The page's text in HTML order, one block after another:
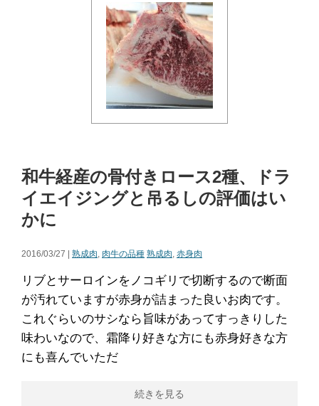
和牛経産の骨付きロース2種、ドラ
イエイジングと吊るしの評価はい
かに
2016/03/27 | 熟成肉, 肉牛の品種 熟成肉, 赤身肉
リブとサーロインをノコギリで切断するので断面
が汚れていますが赤身が詰まった良いお肉です。
これぐらいのサシなら旨味があってすっきりした
味わいなので、霜降り好きな方にも赤身好きな方
にも喜んでいただ
続きを見る